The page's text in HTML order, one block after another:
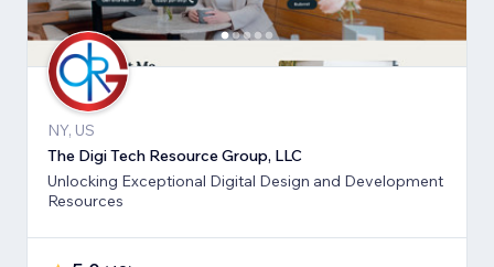
NY, US
The Digi Tech Resource Group, LLC
Unlocking Exceptional Digital Design and Development
Resources